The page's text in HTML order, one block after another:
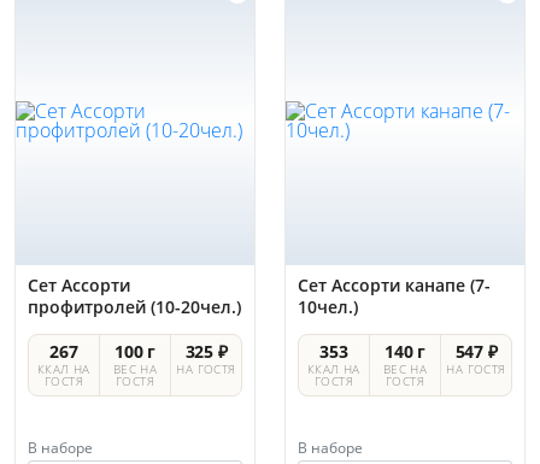
Сет Ассорти
профитролей (10-20чел.)
267
ККАЛ НА
ГОСТЯ
100 г
ВЕС НА
ГОСТЯ
325 ₽
НА ГОСТЯ
В наборе
Сет Ассорти канапе (7-
10чел.)
353
ККАЛ НА
ГОСТЯ
140 г
ВЕС НА
ГОСТЯ
547 ₽
НА ГОСТЯ
В наборе